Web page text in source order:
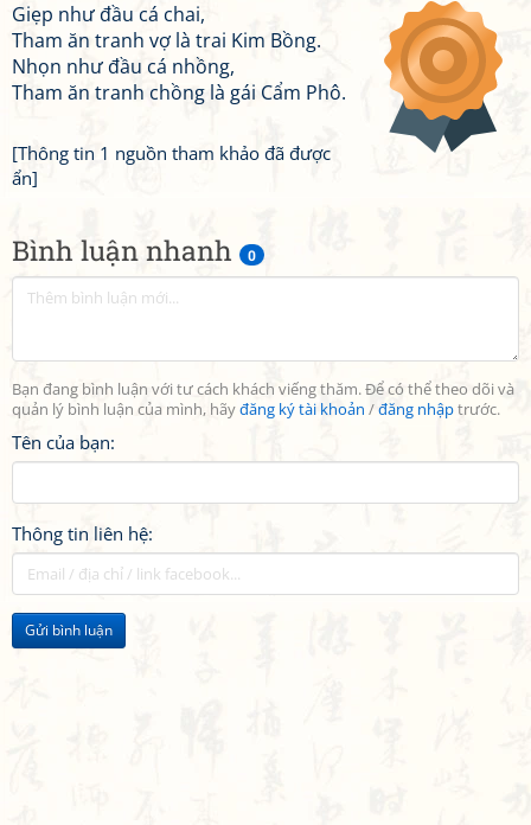
Bình luận nhanh 0
Bạn đang bình luận với tư cách khách viếng thăm. Để có thể theo dõi và
quản lý bình luận của mình, hãyđăng ký tài khoản /đăng nhậptrước.
Tên của bạn:
Thông tin liên hệ:
Gửi bình luận
Giẹp như đầu cá chai,
Tham ăn tranh vợ là trai Kim Bồng.
Nhọn như đầu cá nhồng,
Tham ăn tranh chồng là gái Cẩm Phô.
[Thông tin 1 nguồn tham khảo đã được
ẩn]